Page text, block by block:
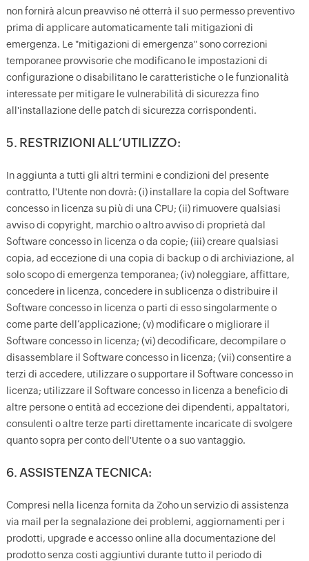
non fornirà alcun preavviso né otterrà il suo permesso preventivo
prima di applicare automaticamente tali mitigazioni di
emergenza. Le "mitigazioni di emergenza" sono correzioni
temporanee provvisorie che modificano le impostazioni di
configurazione o disabilitano le caratteristiche o le funzionalità
interessate per mitigare le vulnerabilità di sicurezza fino
all'installazione delle patch di sicurezza corrispondenti.
5. RESTRIZIONI ALL’UTILIZZO:
In aggiunta a tutti gli altri termini e condizioni del presente
contratto, l'Utente non dovrà: (i) installare la copia del Software
concesso in licenza su più di una CPU; (ii) rimuovere qualsiasi
avviso di copyright, marchio o altro avviso di proprietà dal
Software concesso in licenza o da copie; (iii) creare qualsiasi
copia, ad eccezione di una copia di backup o di archiviazione, al
solo scopo di emergenza temporanea; (iv) noleggiare, affittare,
concedere in licenza, concedere in sublicenza o distribuire il
Software concesso in licenza o parti di esso singolarmente o
come parte dell’applicazione; (v) modificare o migliorare il
Software concesso in licenza; (vi) decodificare, decompilare o
disassemblare il Software concesso in licenza; (vii) consentire a
terzi di accedere, utilizzare o supportare il Software concesso in
licenza; utilizzare il Software concesso in licenza a beneficio di
altre persone o entità ad eccezione dei dipendenti, appaltatori,
consulenti o altre terze parti direttamente incaricate di svolgere
quanto sopra per conto dell'Utente o a suo vantaggio.
6. ASSISTENZA TECNICA:
Compresi nella licenza fornita da Zoho un servizio di assistenza
via mail per la segnalazione dei problemi, aggiornamenti per i
prodotti, upgrade e accesso online alla documentazione del
prodotto senza costi aggiuntivi durante tutto il periodo di